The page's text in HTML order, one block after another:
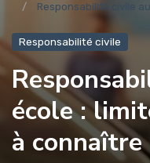
Responsabilité civile
Responsabilité civile
école :
à connaître